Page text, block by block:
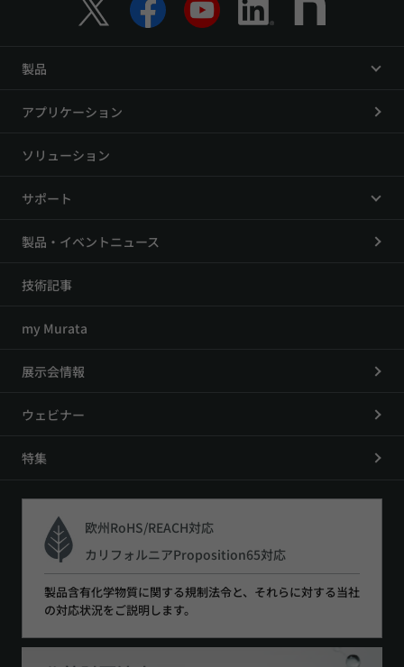
製品
アプリケーション
ソリューション
サポート
製品・イベントニュース
技術記事
my Murata
展示会情報
ウェビナー
特集
欧州RoHS/REACH対応
カリフォルニアProposition65対応
製品含有化学物質に関する規制法令と、それらに対する当社
の対応状況をご説明します。